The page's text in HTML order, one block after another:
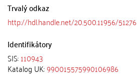
Trvalý odkaz
http://hdl.handle.net/20.500.11956/51276
Identifikátory
SIS:110943
Katalog UK:990015575990106986